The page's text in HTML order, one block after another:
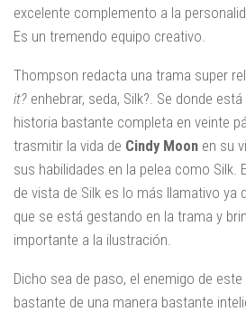
excelente complemento a la
Es un tremendo equipo creativo.
Thompson redacta una trama super
it? enhebrar, seda, Silk?. Se donde
historia bastante completa en veinte
trasmitir la vida de Cindy Moon en su
sus habilidades en la pelea como Silk.
de vista de Silk es lo más llamativo ya
que se está gestando en la trama y
importante a la ilustración.
Dicho sea de paso, el enemigo de
bastante de una manera bastante